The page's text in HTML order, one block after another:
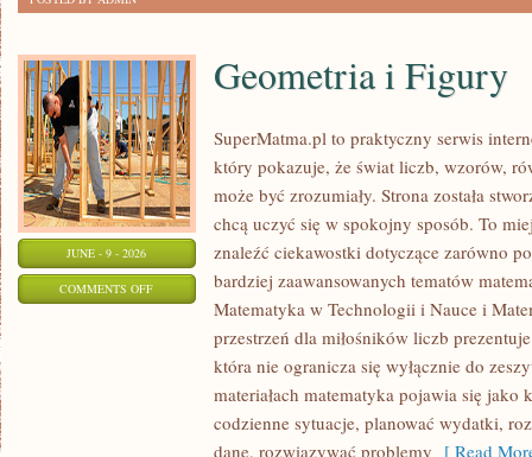
JUNE - 9 - 2026
COMMENTS OFFON
GEOMETRIA
Geometria i Figury
SuperMatma.pl to praktyczny serwis
który pokazuje, że świat liczb, wzorów,
może być zrozumiały. Strona została
chcą uczyć się w spokojny sposób. To
znaleźć ciekawostki dotyczące zarówno
bardziej zaawansowanych tematów
Matematyka w Technologii i Nauce i
przestrzeń dla miłośników liczb
która nie ogranicza się wyłącznie do
materiałach matematyka pojawia się
codzienne sytuacje, planować wydatki,
dane, rozwiązywać problemy [ Read